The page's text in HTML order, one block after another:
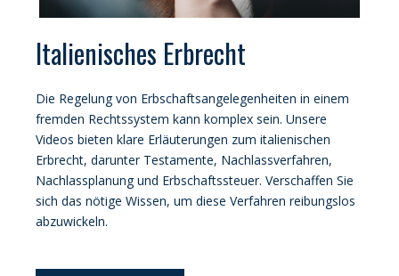
Italienisches Erbrecht
Die Regelung von Erbschaftsangelegenheiten in einem
fremden Rechtssystem kann komplex sein. Unsere
Videos bieten klare Erläuterungen zum italienischen
Erbrecht, darunter Testamente, Nachlassverfahren,
Nachlassplanung und Erbschaftssteuer. Verschaffen Sie
sich das nötige Wissen, um diese Verfahren reibungslos
abzuwickeln.